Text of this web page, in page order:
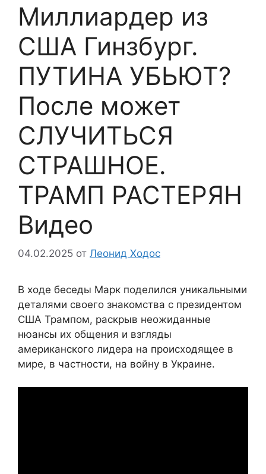
Миллиардер из
США Гинзбург.
ПУТИНА УБЬЮТ?
После может
СЛУЧИТЬСЯ
СТРАШНОЕ.
ТРАМП РАСТЕРЯН
Видео
04.02.2025 от Леонид Ходос
В ходе беседы Марк поделился уникальными
деталями своего знакомства с президентом
США Трампом, раскрыв неожиданные
нюансы их общения и взгляды
американского лидера на происходящее в
мире, в частности, на войну в Украине.